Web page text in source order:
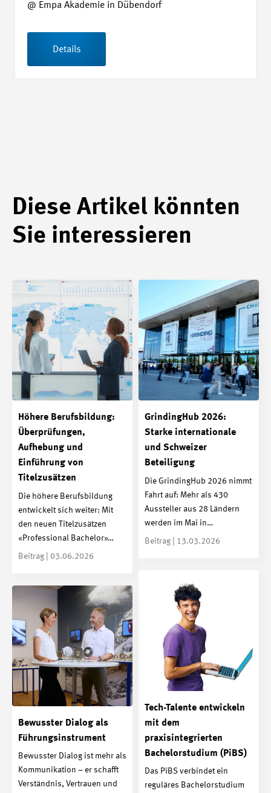
@ Empa Akademie in Dübendorf
Details
Diese Artikel könnten
Sie interessieren
Höhere Berufsbildung:
Überprüfungen,
Aufhebung und
Einführung von
Titelzusätzen
Die höhere Berufsbildung
entwickelt sich weiter: Mit
den neuen Titelzusätzen
«Professional Bachelor»…
Beitrag | 03.06.2026
GrindingHub 2026:
Starke internationale
und Schweizer
Beteiligung
Die GrindingHub 2026 nimmt
Fahrt auf: Mehr als 430
Aussteller aus 28 Ländern
werden im Mai in…
Beitrag | 13.03.2026
Tech-Talente entwickeln
mit dem
praxisintegrierten
Bachelorstudium (PiBS)
Das PiBS verbindet ein
reguläres Bachelorstudium
Bewusster Dialog als
Führungsinstrument
Bewusster Dialog ist mehr als
Kommunikation – er schafft
Verständnis, Vertrauen und